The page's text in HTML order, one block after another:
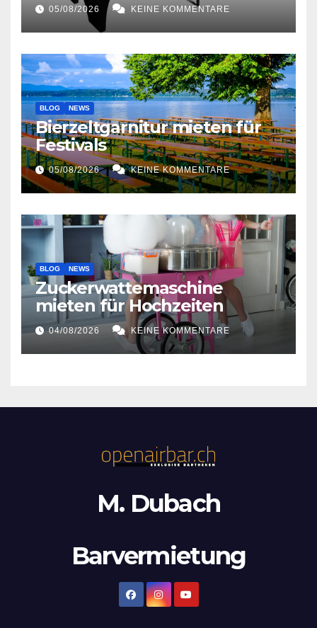
05/08/2026 KEINE KOMMENTARE
BLOG NEWS
Bierzeltgarnitur mieten für
Festivals
05/08/2026 KEINE KOMMENTARE
BLOG NEWS
Zuckerwattemaschine
mieten für Hochzeiten
04/08/2026 KEINE KOMMENTARE
M. Dubach
Barvermietung